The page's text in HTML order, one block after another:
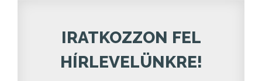
IRATKOZZON FEL
HÍRLEVELÜNKRE!